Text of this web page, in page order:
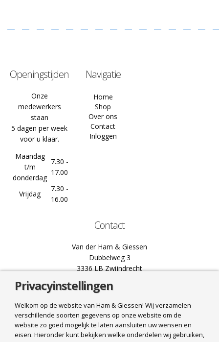
Openingstijden
Onze
medewerkers
staan
5 dagen per week
voor u klaar.
Maandag
t/m
donderdag
7.30 -
17.00
Vrijdag
7.30 -
16.00
Navigatie
Home
Shop
Over ons
Contact
Inloggen
Contact
Van der Ham & Giessen
Dubbelweg 3
3336 LB Zwijndrecht
078 61 02 444
info@hamgiessen.nl
Bel ons
Mail ons
Privacyinstellingen
Welkom op de website van Ham & Giessen! Wij verzamelen
verschillende soorten gegevens op onze website om de
website zo goed mogelijk te laten aansluiten uw wensen en
eisen. Hieronder kunt bekijken welke onderdelen wij gebruiken,